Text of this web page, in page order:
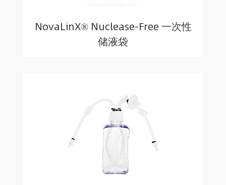
NovaLinX® Nuclease-Free 一次性
储液袋